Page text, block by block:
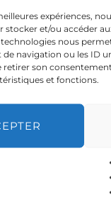
expériences,
stocker et/ou accéder
nous
navigation ou les ID
retirer son
et fonctions.